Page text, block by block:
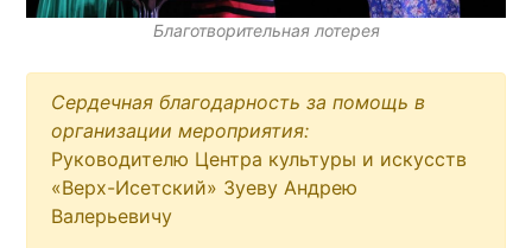
Благотворительная лотерея
Сердечная благодарность за помощь в
организации мероприятия:
Руководителю Центра культуры и искусств
«Верх-Исетский» Зуеву Андрею
Валерьевичу